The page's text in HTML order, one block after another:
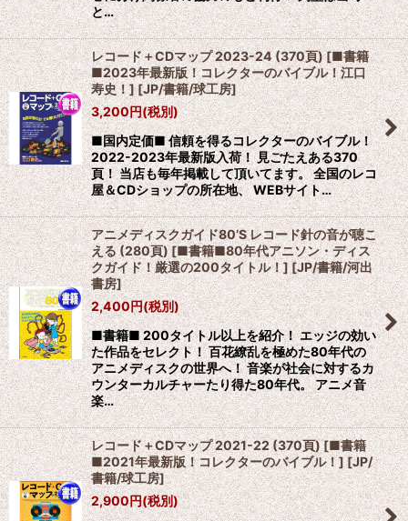
と…
レコード＋CDマップ 2023-24 (370頁) [■書籍
■2023年最新版！コレクターのバイブル！江口
寿史！] [JP/書籍/球工房]
3,200円(税別)
■国内定価■ 信頼を得るコレクターのバイブル！
2022-2023年最新版入荷！ 見ごたえある370
頁！ 当店も毎年掲載して頂いてます。 全国のレコ
屋＆CDショップの所在地、 WEBサイト…
アニメディスクガイド80’S レコード針の音が聴こ
える (280頁) [■書籍■80年代アニソン・ディス
クガイド！厳選の200タイトル！][JP/書籍/河出
書房]
2,400円(税別)
■書籍■ 200タイトル以上を紹介！ エッジの効い
た作品をセレクト！ 百花繚乱を極めた80年代の
アニメディスクの世界へ！ 音楽が社会に対するカ
ウンターカルチャーたり得た80年代。 アニメ音
楽…
レコード＋CDマップ 2021-22 (370頁) [■書籍
■2021年最新版！コレクターのバイブル！][JP/
書籍/球工房]
2,900円(税別)